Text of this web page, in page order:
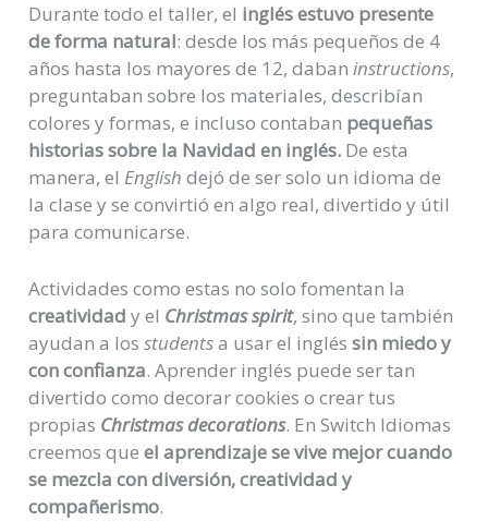
Durante todo el taller, el inglés estuvo presente
de forma natural: desde los más pequeños de 4
años hasta los mayores de 12, dabaninstructions,
preguntaban sobre los materiales, describían
colores y formas, e incluso contaban pequeñas
historias sobre la Navidad en inglés. De esta
manera, el English dejó de ser solo un idioma de
la clase y se convirtió en algo real, divertido y útil
para comunicarse.
Actividades como estas no solo fomentan la
creatividad y el Christmas spirit, sino que también
ayudan a los studentsa usar el ingléssin miedo y
con confianza. Aprender inglés puede ser tan
divertido como decorar cookies o crear tus
propias Christmas decorations. En Switch Idiomas
creemos que el aprendizaje se vive mejor cuando
se mezcla con diversión, creatividad y
compañerismo.